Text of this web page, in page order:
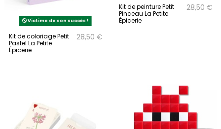
Victime de son succès !
Kit de coloriage Petit
Pastel La Petite
Épicerie
28,50 €
Kit de peinture Petit
Pinceau La Petite
Épicerie
28,50 €